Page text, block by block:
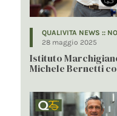
QUALIVITA NEWS ::
28 maggio 2025
Istituto
Michele Bernetti